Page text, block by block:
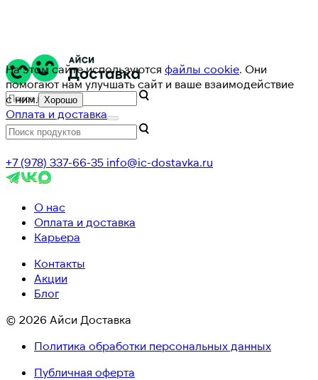
На этом сайте используются файлы cookie. Они
помогают нам улучшать сайт и ваше взаимодействие
с ним. Хорошо
Оплата и доставка
+7 (978) 337-66-35 info@ic-dostavka.ru
О нас
Оплата и доставка
Карьера
Контакты
Акции
Блог
© 2026 Айси Доставка
Политика обработки персональных данных
Публичная оферта